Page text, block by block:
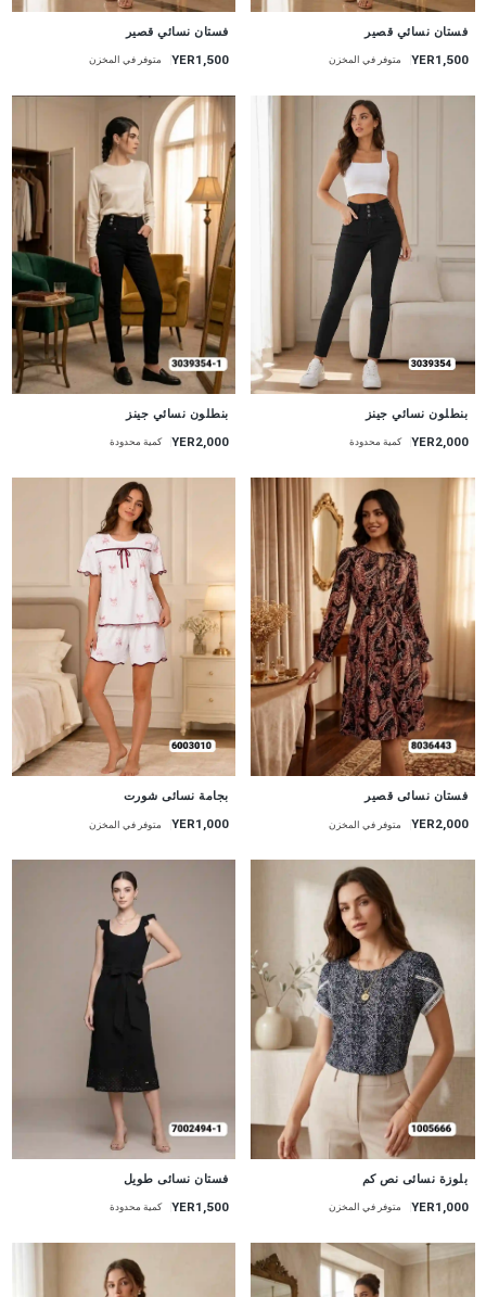
فستان نسائي قصير
YER1,500 متوفر في المخزن
فستان نسائي قصير
YER1,500 متوفر في المخزن
بنطلون نسائي جينز
YER2,000 كمية محدودة
بنطلون نسائي جينز
YER2,000 كمية محدودة
جديد
فستان نسائى قصير
YER2,000 متوفر في المخزن
جديد
بجامة نسائى شورت
YER1,000 متوفر في المخزن
بلوزة نسائى نص كم
YER1,000 متوفر في المخزن
فستان نسائى طويل
YER1,500 كمية محدودة